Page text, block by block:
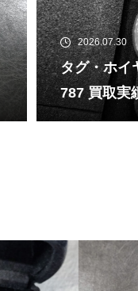
2026.07.30
タグ・ホイ
787 買取実